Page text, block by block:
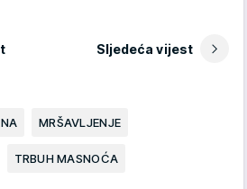
Sljedeća vijest
MRŠAVLJENJE
TRBUH MASNOĆA